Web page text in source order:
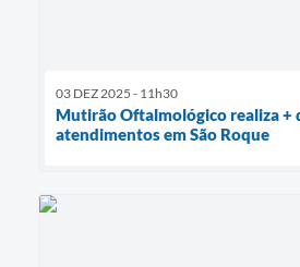
03 DEZ 2025 - 11h30
Mutirão Oftalmológico realiza +
atendimentos em São Roque